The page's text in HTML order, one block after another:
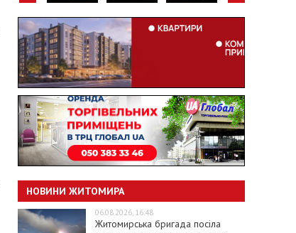
НОВИНИ ЖИТОМИРА
06.08.2026, 16:48
Житомирська бригада посіла